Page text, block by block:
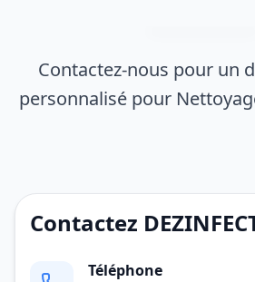
Contactez-nous pour un
personnalisé pour
Contactez
Téléphone